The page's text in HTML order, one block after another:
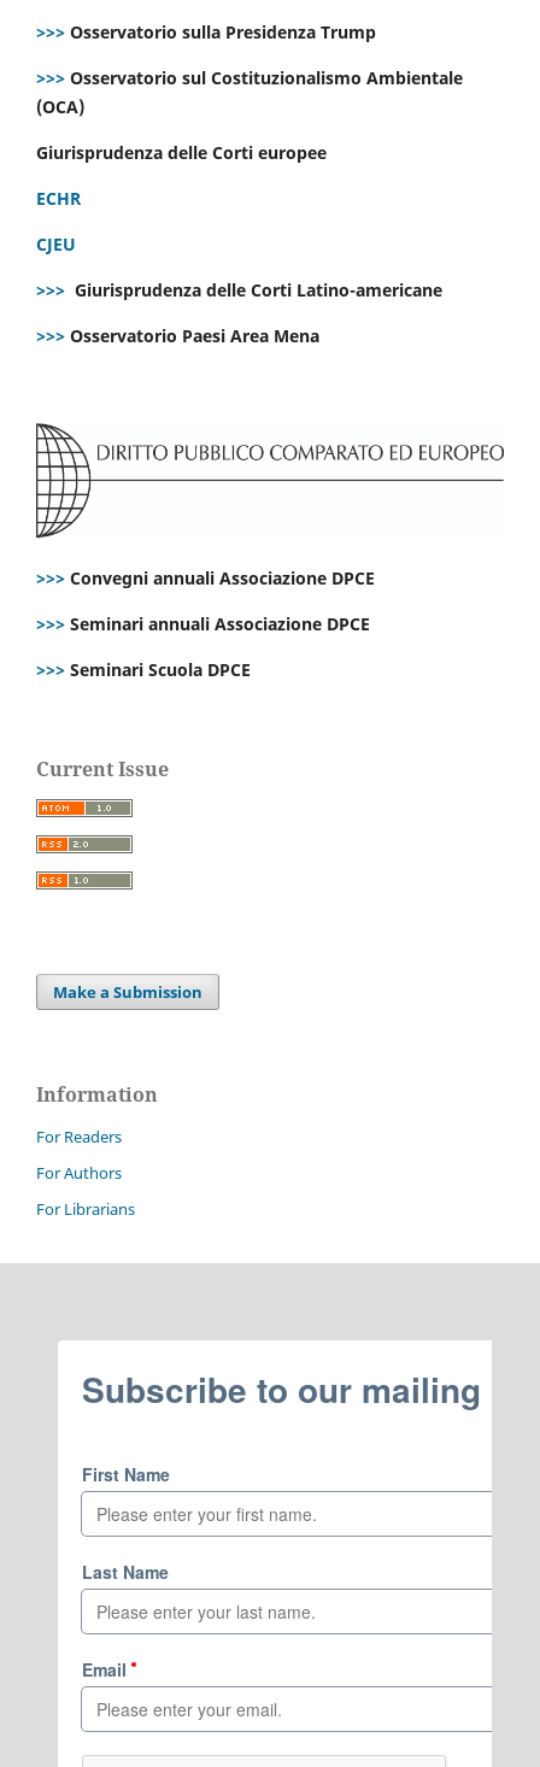
>>> Osservatorio sulla Presidenza Trump
>>> Osservatorio sul Costituzionalismo Ambientale
(OCA)
Giurisprudenza delle Corti europee
ECHR
CJEU
>>> Giurisprudenza delle Corti Latino-americane
>>> Osservatorio Paesi Area Mena
>>> Convegni annuali Associazione DPCE
>>> Seminari annuali Associazione DPCE
>>> Seminari Scuola DPCE
Current Issue
Make a Submission
Information
For Readers
For Authors
For Librarians